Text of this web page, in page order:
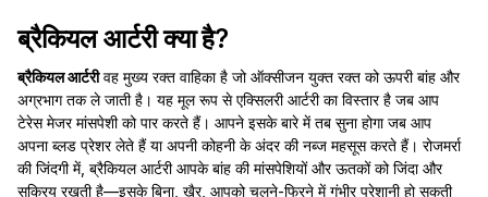
ब्रैकियल आर्टरी क्या है?
ब्रैकियल आर्टरीवह मुख्य रक्त वाहिका है जो ऑक्सीजन युक्त रक्त को ऊपरी बांह और
अग्रभाग तक ले जाती है। यह मूल रूप से एक्सिलरी आर्टरी का विस्तार है जब आप
टेरेस मेजर मांसपेशी को पार करते हैं। आपने इसके बारे में तब सुना होगा जब आप
अपना ब्लड प्रेशर लेते हैं या अपनी कोहनी के अंदर की नब्ज महसूस करते हैं। रोजमर्रा
की जिंदगी में, ब्रैकियल आर्टरी आपके बांह की मांसपेशियों और ऊतकों को जिंदा और
सक्रिय रखती है—इसके बिना, खैर, आपको चलने-फिरने में गंभीर परेशानी हो सकती